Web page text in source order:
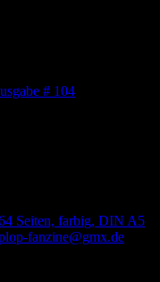
# 104
Seiten, farbig, DIN A5
fanzine@gmx.de